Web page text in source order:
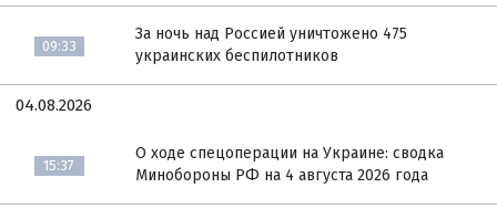
09:33
За ночь над Россией уничтожено 475
украинских беспилотников
04.08.2026
15:37
О ходе спецоперации на Украине: сводка
Минобороны РФ на 4 августа 2026 года